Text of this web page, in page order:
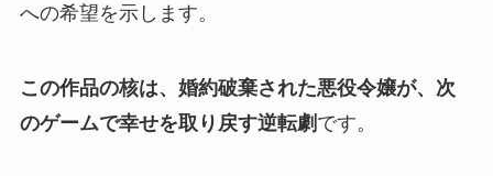
への希望を示します。
この作品の核は、婚約破棄された悪役令嬢が、次
のゲームで幸せを取り戻す逆転劇 です。